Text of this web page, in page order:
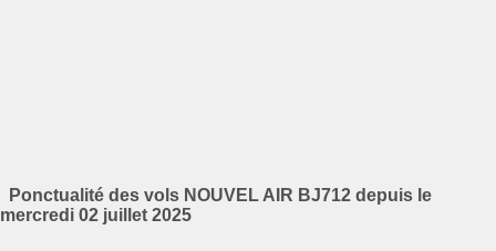
Ponctualité des vols NOUVEL AIR BJ712 depuis le
mercredi 02 juillet 2025